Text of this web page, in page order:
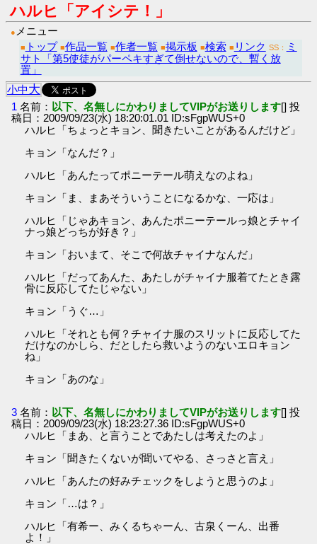
ハルヒ「アイシテ！」
● メニュー
■ トップ ■作品一覧 ■作者一覧 ■掲示板 ■検索 ■ リンク SS：
ミ
サト「第5使徒がパーペキすぎて倒せないので、暫く放
置」
小中大
1 名前： 以下、名無しにかわりましてVIPがお送りします[] 投
稿日：2009/09/23(水) 18:20:01.01 ID:sFgpWUS+0
ハルヒ「ちょっとキョン、聞きたいことがあるんだけど」
キョン「なんだ？」
ハルヒ「あんたってポニーテール萌えなのよね」
キョン「ま、まあそういうことになるかな、一応は」
ハルヒ「じゃあキョン、あんたポニーテールっ娘とチャイ
ナっ娘どっちが好き？」
キョン「おいまて、そこで何故チャイナなんだ」
ハルヒ「だってあんた、あたしがチャイナ服着てたとき露
骨に反応してたじゃない」
キョン「うぐ…」
ハルヒ「それとも何？チャイナ服のスリットに反応してた
だけなのかしら、だとしたら救いようのないエロキョン
ね」
キョン「あのな」
3 名前： 以下、名無しにかわりましてVIPがお送りします[] 投
稿日：2009/09/23(水) 18:23:27.36 ID:sFgpWUS+0
ハルヒ「まあ、と言うことであたしは考えたのよ」
キョン「聞きたくないが聞いてやる、さっさと言え」
ハルヒ「あんたの好みチェックをしようと思うのよ」
キョン「…は？」
ハルヒ「有希ー、みくるちゃーん、古泉くーん、出番
よ！」